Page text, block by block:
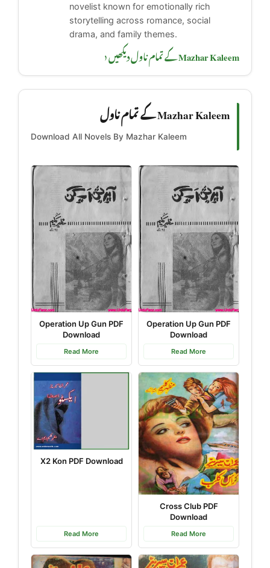
novelist known for emotionally rich
storytelling across romance, social
drama, and family themes.
Mazhar Kaleem کے تمام ناول دیکھیں ‹
Mazhar Kaleem کے تمام ناول
Download All Novels By Mazhar Kaleem
Operation Up Gun PDF
Download
Read More
Operation Up Gun PDF
Download
Read More
X2 Kon PDF Download
Read More
Cross Club PDF
Download
Read More